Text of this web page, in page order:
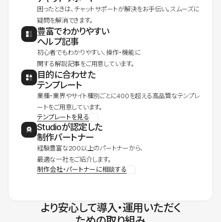
困ったときは、チャットサポートが解決をお手伝い。スムーズに
疑問を解消できます。
豊富でわかりやすい
ヘルプ記事
初心者でもわかりやすい、操作・機能に
関する解説記事をご用意しています。
目的に合わせた
テンプレート
業種・業界やサイト種別ごとに400を超える高品質なテンプレ
ートをご用意しています。
テンプレートを見る
Studioが認定した
制作パートナー
経験豊富な200以上のパートナーから、
最適な一社をご紹介します。
制作会社・パートナーに相談する
より安心して導入・運用いただく